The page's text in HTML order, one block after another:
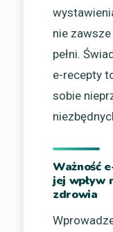
nie
pełni.
e-recepty
sobie
Ważność
jej wpływ
zdrowia